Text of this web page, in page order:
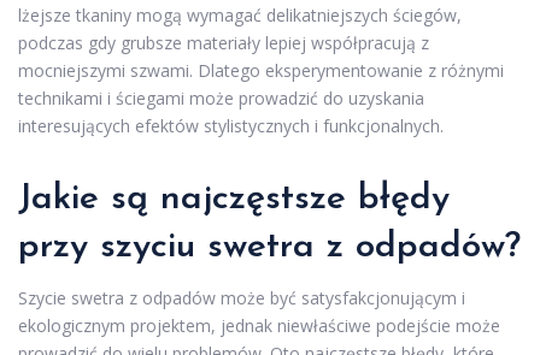
lżejsze tkaniny mogą wymagać delikatniejszych ściegów,
podczas gdy grubsze materiały lepiej współpracują z
mocniejszymi szwami. Dlatego eksperymentowanie z różnymi
technikami i ściegami może prowadzić do uzyskania
interesujących efektów stylistycznych i funkcjonalnych.
Jakie są najczęstsze błędy
przy szyciu swetra z odpadów?
Szycie swetra z odpadów może być satysfakcjonującym i
ekologicznym projektem, jednak niewłaściwe podejście może